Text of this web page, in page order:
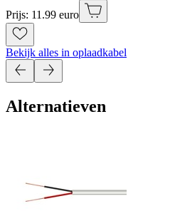
Prijs: 11.99 euro
Bekijk alles in oplaadkabel
Alternatieven